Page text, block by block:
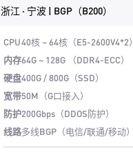
浙江 · 宁波 | BGP（B200）
CPU40核 ~ 64核（E5-2600V4*2）
内存64G ~ 128G （DDR4-ECC）
硬盘400G / 800G（SSD）
宽带50M（G口接入）
防护200Gbps（DDOS防护）
线路多线BGP（电信/联通/移动）